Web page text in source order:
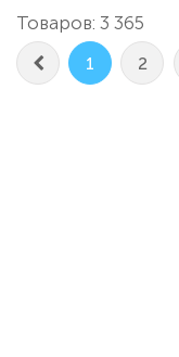
Товаров: 3 365
1 2